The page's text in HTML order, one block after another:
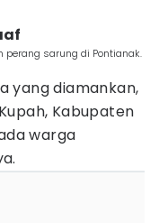
sarung di Pontianak.
yang diamankan,
Kabupaten
warga